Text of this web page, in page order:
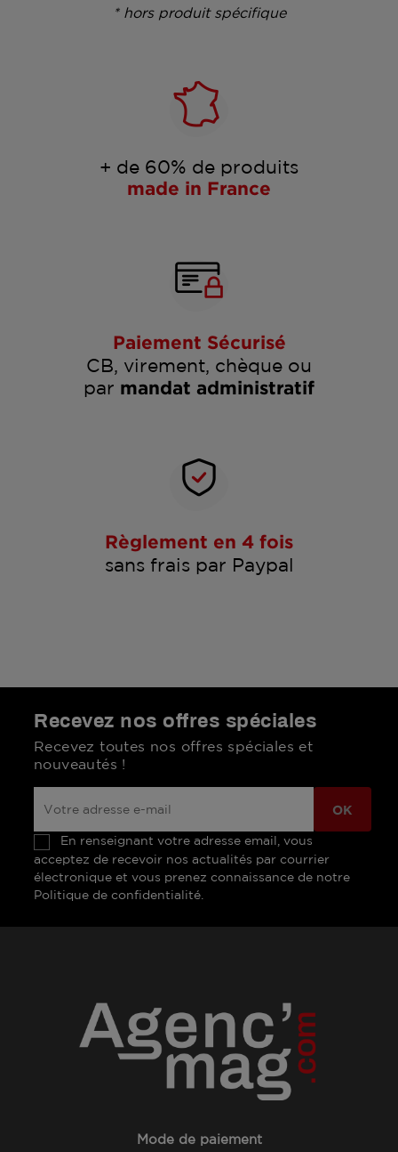
* hors produit spécifique
+ de 60% de produits
made in France
Paiement Sécurisé
CB, virement, chèque ou
par mandat administratif
Règlement en 4 fois
sans frais par Paypal
Recevez nos offres spéciales
Recevez toutes nos offres spéciales et
nouveautés !
En renseignant votre adresse email, vous
acceptez de recevoir nos actualités par courrier
électronique et vous prenez connaissance de notre
Politique de confidentialité.
Mode de paiement